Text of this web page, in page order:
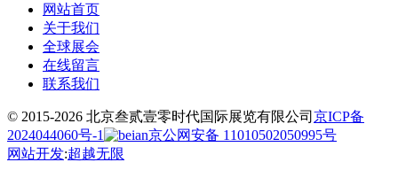
网站首页
关于我们
全球展会
在线留言
联系我们
© 2015-2026 北京叁贰壹零时代国际展览有限公司 京ICP备
2024044060号-1
京公网安备 11010502050995号
网站开发:超越无限